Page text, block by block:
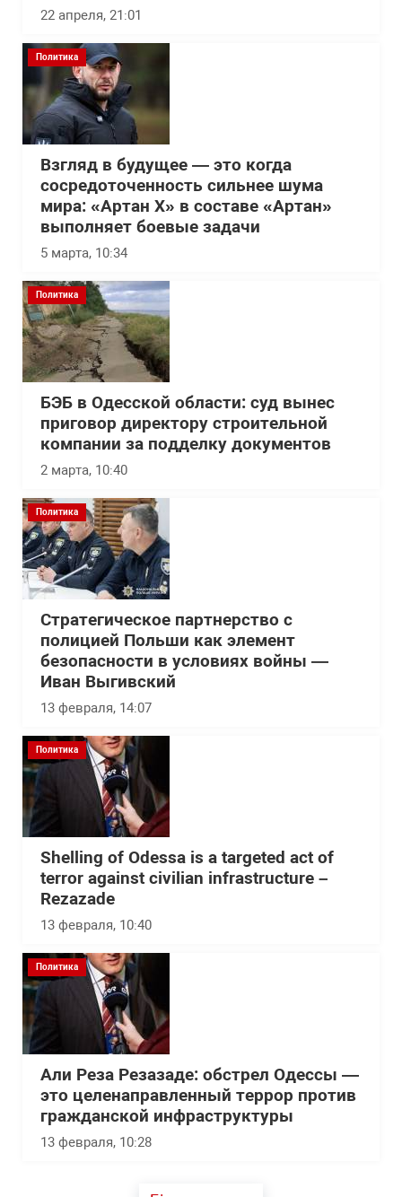
22 апреля, 21:01
Политика
Взгляд в будущее — это когда
сосредоточенность сильнее шума
мира: «Артан Х» в составе «Артан»
выполняет боевые задачи
5 марта, 10:34
Политика
БЭБ в Одесской области: суд вынес
приговор директору строительной
компании за подделку документов
2 марта, 10:40
Политика
Стратегическое партнерство с
полицией Польши как элемент
безопасности в условиях войны —
Иван Выгивский
13 февраля, 14:07
Политика
Shelling of Odessa is a targeted act of
terror against civilian infrastructure –
Rezazade
13 февраля, 10:40
Политика
Али Реза Резазаде: обстрел Одессы —
это целенаправленный террор против
гражданской инфраструктуры
13 февраля, 10:28